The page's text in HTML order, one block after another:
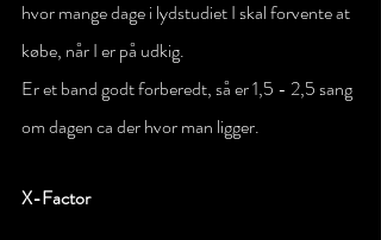
hvor mange dage i lydstudiet I skal forvente at
købe, når I er på udkig.
Er et band godt forberedt, så er 1,5 - 2,5 sang
om dagen ca der hvor man ligger.
X-Factor